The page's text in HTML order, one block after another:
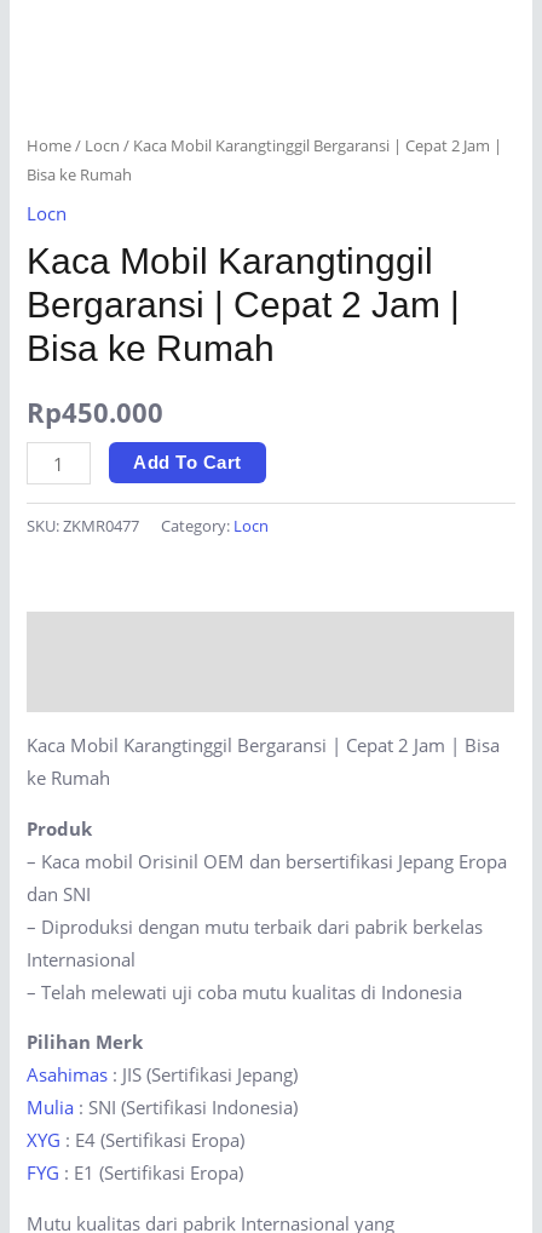
Home/ Locn / Kaca Mobil Karangtinggil Bergaransi | Cepat 2 Jam |
Bisa ke Rumah
Locn
Kaca Mobil Karangtinggil
Bergaransi | Cepat 2 Jam |
Bisa ke Rumah
Rp450.000
Kaca
Mobil
Karangtinggil
|
Bisa
ke
Rumah
quantity
Add To Cart
SKU:ZKMR0477 Category: Locn
Kaca Mobil Karangtinggil Bergaransi | Cepat 2 Jam | Bisa
ke Rumah
Produk
– Kaca mobil Orisinil OEM dan bersertifikasi Jepang Eropa
dan SNI
– Diproduksi dengan mutu terbaik dari pabrik berkelas
Internasional
– Telah melewati uji coba mutu kualitas di Indonesia
Pilihan Merk
Asahimas : JIS (Sertifikasi Jepang)
Mulia : SNI (Sertifikasi Indonesia)
XYG : E4 (Sertifikasi Eropa)
FYG : E1 (Sertifikasi Eropa)
Mutu kualitas dari pabrik Internasional yang